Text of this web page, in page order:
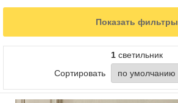
Показать фильтры
1светильник
Сортировать